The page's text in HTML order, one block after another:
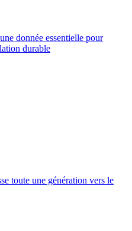
donnée essentielle pour
durable
toute une génération vers le